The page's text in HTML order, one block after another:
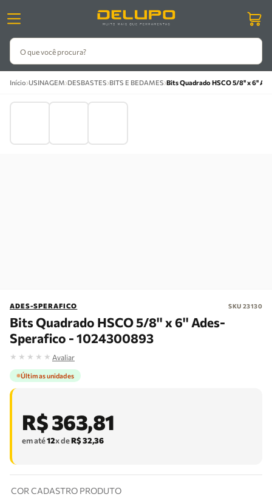
O que você procura?
Início›USINAGEM›DESBASTES›BITS E BEDAMES›Bits Quadrado HSCO 5/8'' x 6''
ADES-SPERAFICO SKU 23130
Bits Quadrado HSCO 5/8'' x 6'' Ades-
Sperafico - 1024300893
★ ★ ★ ★ ★ Avaliar
Últimas unidades
R$363,81
em até12x deR$32,36
COR CADASTRO PRODUTO